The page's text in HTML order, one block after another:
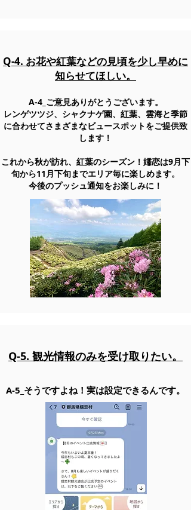
Q-4. お花や紅葉などの見頃を少し早めに
知らせてほしい。
A-4_​ご意見ありがとうございます。
レンゲツツジ、シャクナゲ園、紅葉、雲海と季節
に合わせてさまざまなビュースポットをご提供致
します！
これから秋が訪れ、紅葉のシーズン！嬬恋は9月下
旬から11月下旬までエリア毎に楽しめます。
​今後のプッシュ通知をお楽しみに！
Q-5. 観光情報のみを受け取りたい。
A-5_そうですよね！実は設定できるんです。